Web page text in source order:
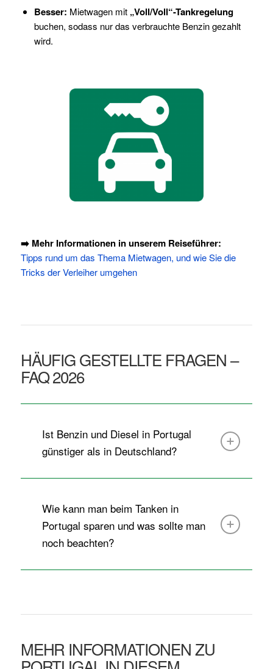
Besser: Mietwagen mit „Voll/Voll“-Tankregelung
buchen, sodass nur das verbrauchte Benzin gezahlt
wird.
➡️ Mehr Informationen in unserem Reiseführer:
Tipps rund um das Thema Mietwagen, und wie Sie die
Tricks der Verleiher umgehen
HÄUFIG GESTELLTE FRAGEN –
FAQ 2026
Ist Benzin und Diesel in Portugal
günstiger als in Deutschland?
Wie kann man beim Tanken in
Portugal sparen und was sollte man
noch beachten?
MEHR INFORMATIONEN ZU